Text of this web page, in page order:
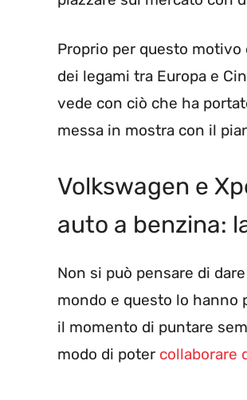
Proprio per questo
dei legami tra Europa e
vede con ciò che ha
messa in mostra con il
Volkswagen e
auto a benzina:
Non si può pensare di
mondo e questo lo
il momento di puntare
modo di poter collaborare